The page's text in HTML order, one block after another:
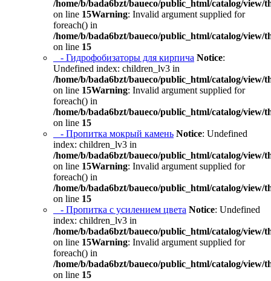
/home/b/bada6bzt/baueco/public_html/catalog/view/
on line 15Warning: Invalid argument supplied for
foreach() in
/home/b/bada6bzt/baueco/public_html/catalog/view/
on line 15
- Гидрофобизаторы для кирпича Notice:
Undefined index: children_lv3 in
/home/b/bada6bzt/baueco/public_html/catalog/view/
on line 15Warning: Invalid argument supplied for
foreach() in
/home/b/bada6bzt/baueco/public_html/catalog/view/
on line 15
- Пропитка мокрый камень Notice: Undefined
index: children_lv3 in
/home/b/bada6bzt/baueco/public_html/catalog/view/
on line 15Warning: Invalid argument supplied for
foreach() in
/home/b/bada6bzt/baueco/public_html/catalog/view/
on line 15
- Пропитка с усилением цвета Notice: Undefined
index: children_lv3 in
/home/b/bada6bzt/baueco/public_html/catalog/view/
on line 15Warning: Invalid argument supplied for
foreach() in
/home/b/bada6bzt/baueco/public_html/catalog/view/
on line 15